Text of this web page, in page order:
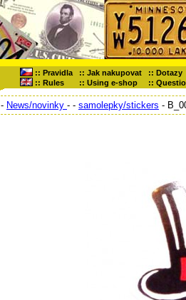
:: Pravidla :: Jak nakupovat :: Dotazy
:: Rules :: Using e-shop ::
- News/novinky - - samolepky/stickers -